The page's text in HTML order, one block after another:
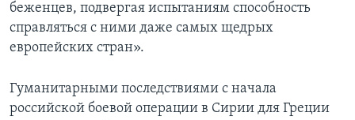
беженцев, подвергая испытаниям способность
справляться с ними даже самых щедрых
европейских стран».
Гуманитарными последствиями с начала
российской боевой операции в Сирии для Греции